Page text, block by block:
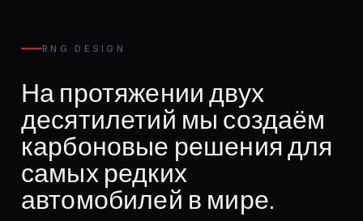
RNG DESIGN
На протяжении двух
десятилетий мы создаём
карбоновые решения для
самых редких
автомобилей в мире.